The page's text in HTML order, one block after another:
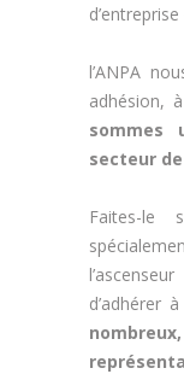
l’ANPA
adhésion,
sommes
secteur de
Faites-le
d’adhérer